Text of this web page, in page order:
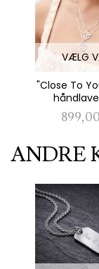
VÆLG
"Close To
halskæde
ANDRE